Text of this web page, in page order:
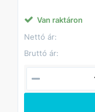
Van raktáron
Nettó ár:
Bruttó ár: